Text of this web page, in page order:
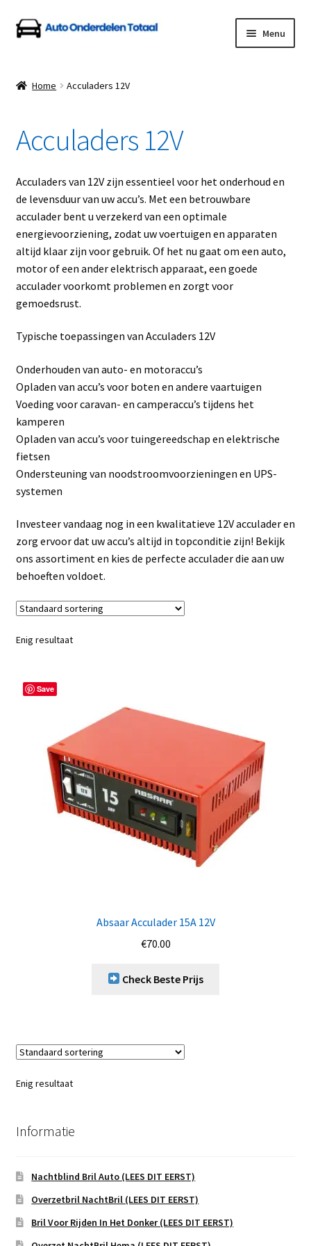
Ga
door
navigatie
Ga
naar
inhoud
Menu
Auto Onderdelen Shop
Betalen en Verzenden
Blog
Contact
Klantenservice
Over Ons
Overzicht
Privacybeleid
Videos
Winkelwagen
Home Acculaders 12V
Acculaders 12V
Acculaders van 12V zijn essentieel voor het onderhoud en
de levensduur van uw accu’s. Met een betrouwbare
acculader bent u verzekerd van een optimale
energievoorziening, zodat uw voertuigen en apparaten
altijd klaar zijn voor gebruik. Of het nu gaat om een auto,
motor of een ander elektrisch apparaat, een goede
acculader voorkomt problemen en zorgt voor
gemoedsrust.
Typische toepassingen van Acculaders 12V
Onderhouden van auto- en motoraccu’s
Opladen van accu’s voor boten en andere vaartuigen
Voeding voor caravan- en camperaccu’s tijdens het
kamperen
Opladen van accu’s voor tuingereedschap en elektrische
fietsen
Ondersteuning van noodstroomvoorzieningen en UPS-
systemen
Investeer vandaag nog in een kwalitatieve 12V acculader en
zorg ervoor dat uw accu’s altijd in topconditie zijn! Bekijk
ons assortiment en kies de perfecte acculader die aan uw
behoeften voldoet.
Enig resultaat
Save
Absaar Acculader 15A 12V
€70.00
Check Beste Prijs
Enig resultaat
Informatie
Nachtblind Bril Auto (LEES DIT EERST)
Overzetbril NachtBril (LEES DIT EERST)
Bril Voor Rijden In Het Donker (LEES DIT EERST)